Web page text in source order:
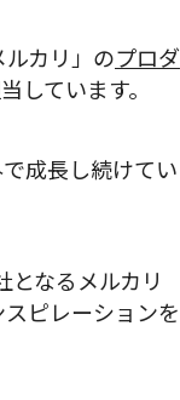
カリ」のプロダ
しています。
成長し続けてい
なるメルカリ
ピレーションを